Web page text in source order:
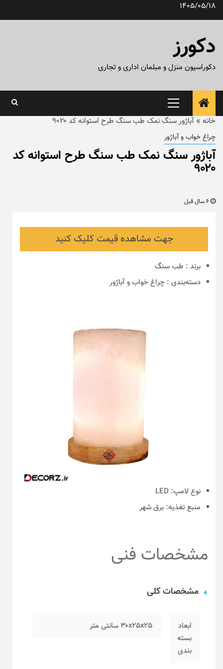
پرش1405/05/18
دکورز
دکوراسیون منزل و مبلمان اداری و تجاری
منوی
اصلی
خانه » آباژور سنگ نمک طب سنگ طرح استوانه کد ۹۰۲۰
چراغ خواب و آباژور
آباژور سنگ نمک طب سنگ طرح استوانه کد
۹۰۲۰
جهت مشاهده قیمت کلیک کنید
برند : طب سنگ
دسته‌بندی : چراغ خواب و آباژور
نوع لامپ: LED
منبع تغذیه: برق شهر
مشخصات فنی
مشخصات کلی
ابعاد
بسته
بندی
۳۰x25x25 سانتی متر